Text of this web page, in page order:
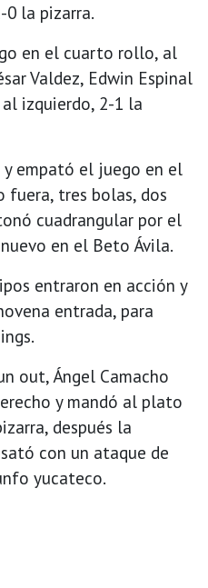
la pizarra.
en el cuarto rollo, al
Valdez, Edwin Espinal
izquierdo, 2-1 la
empató el juego en el
tres bolas, dos
cuadrangular por el
en el Beto Ávila.
entraron en acción y
entrada, para
out, Ángel Camacho
y mandó al plato
después la
con un ataque de
yucateco.